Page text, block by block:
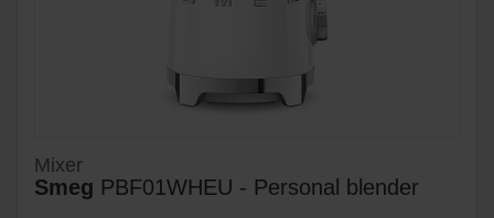
Mixer
Smeg PBF01WHEU - Personal blender